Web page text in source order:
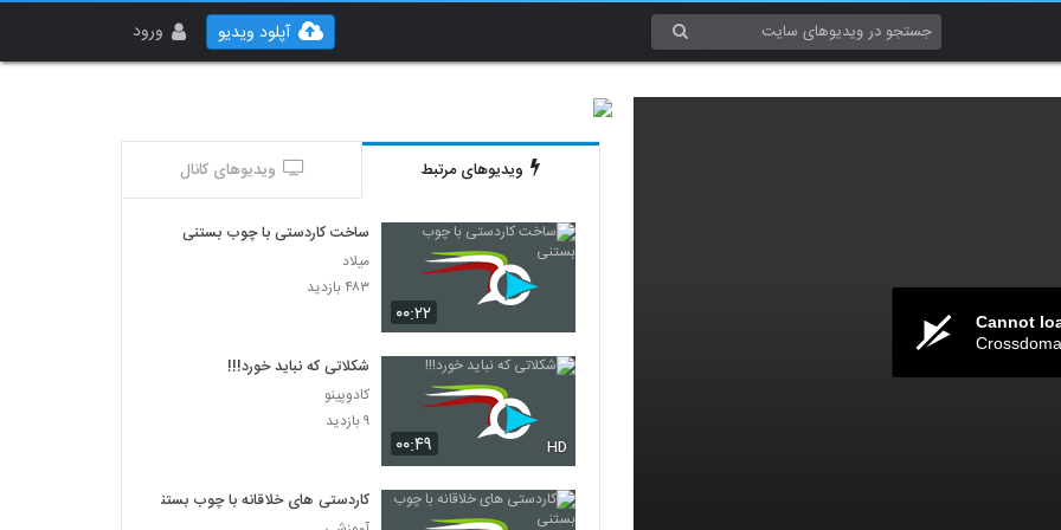
ورود آپلود ویدیو
Cannot
ویدیوهای مرتبط ویدیوهای کانال
۰۰:۲۲
ساخت کاردستی با چوب بستنی‌
میلاد
۴۸۳ بازدید
۰۰:۴۹ HD
شکلاتی که نباید خورد!!!
کادوپینو
۹ بازدید
کاردستی های خلاقانه با چوب بستنی